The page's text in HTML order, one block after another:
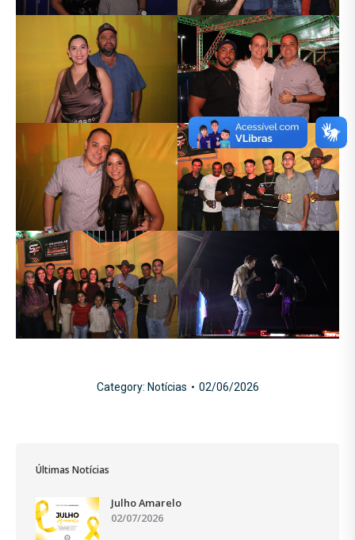
Category: Notícias 02/06/2026
Últimas Notícias
Julho Amarelo
02/07/2026